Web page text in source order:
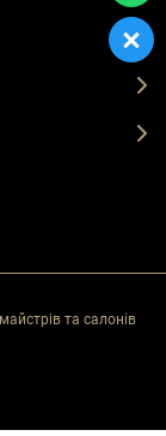
та салонів